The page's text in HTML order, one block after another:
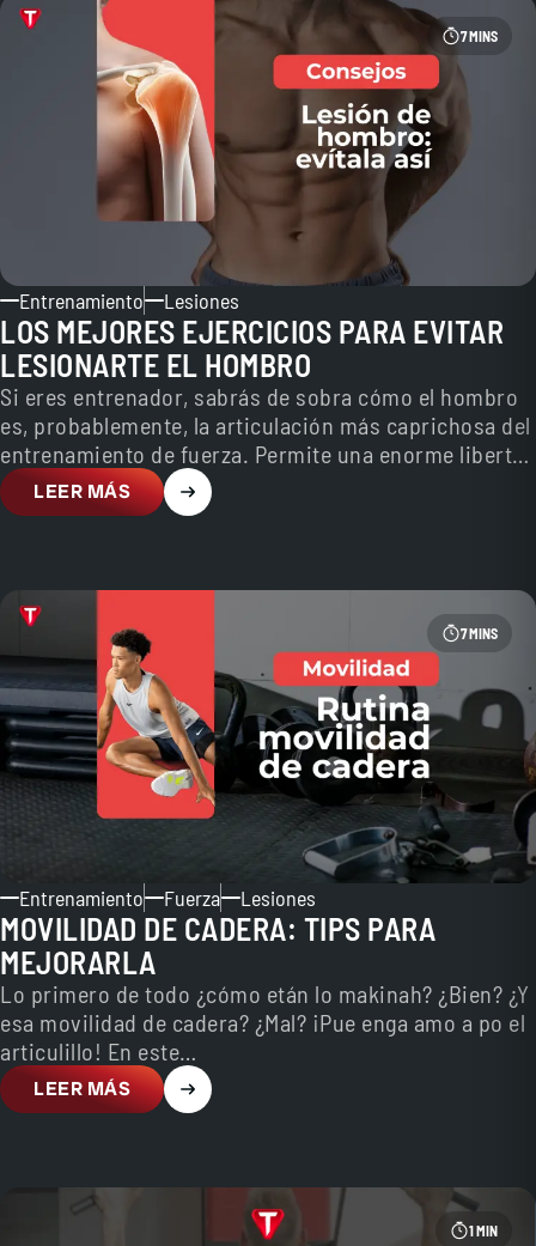
7 MINS
Entrenamiento Lesiones
LOS MEJORES EJERCICIOS PARA EVITAR
LESIONARTE EL HOMBRO
Si eres entrenador, sabrás de sobra cómo el hombro
es, probablemente, la articulación más caprichosa del
entrenamiento de fuerza. Permite una enorme libertad
de…LEER MÁS
7 MINS
Entrenamiento Fuerza Lesiones
MOVILIDAD DE CADERA: TIPS PARA
MEJORARLA
Lo primero de todo ¿cómo etán lo makinah? ¿Bien? ¿Y
esa movilidad de cadera? ¿Mal? ¡Pue enga amo a po el
articulillo! En este…
LEER MÁS
1 MIN